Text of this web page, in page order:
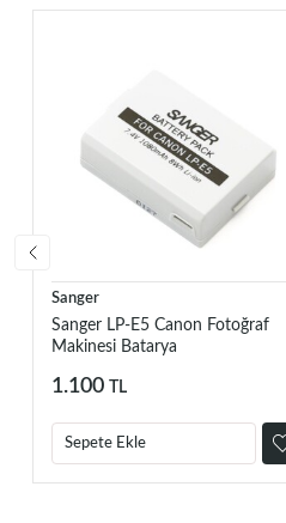
Sanger
Sanger LP-E5 Canon Fotoğraf
Makinesi Batarya
1.100 TL
Sepete Ekle